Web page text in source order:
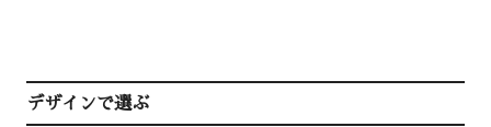
デザインで選ぶ